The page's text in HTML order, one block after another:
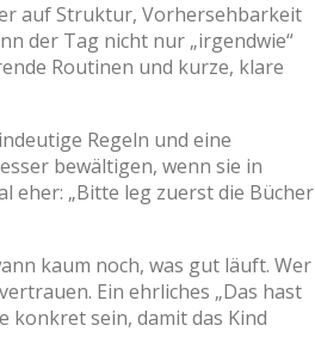
auf Struktur, Vorhersehbarkeit
der Tag nicht nur „irgendwie“
Routinen und kurze, klare
Regeln und eine
bewältigen, wenn sie in
eher: „Bitte leg zuerst die Bücher
kaum noch, was gut läuft. Wer
Ein ehrliches „Das hast
konkret sein, damit das Kind